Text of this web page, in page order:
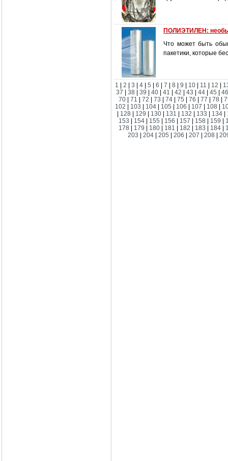
ПОЛИЭТИЛЕН:
Что может быть
пакетики, которые
1 2 3 4 5 6 7 8 9 10 11 12
37
|38 |39 |40 |41 |42 |43 |44 |45 |
70
71 72 73 74 75 76 77 78
102
103 104 105 106 107 108
128 129 130 131 132 133 134
153
154 155 156 157 158 159
178
179 180 181 182 183 184
203
|204 |205 |206 |207 |208 |